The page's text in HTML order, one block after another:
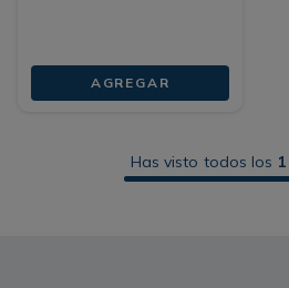
AGREGAR
Has visto todos los 1